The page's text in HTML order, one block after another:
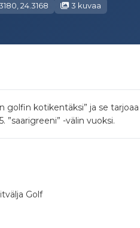
24.3168 3 kuvaa
kotikentäksi” ja se
-välin vuoksi.